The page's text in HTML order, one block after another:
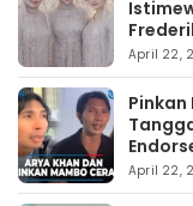
April 22,
April 22,